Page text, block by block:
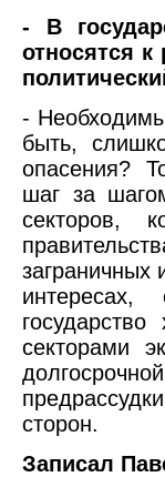
- В
относятся
-
быть,
опасения?
шаг за
секторов,
заграничных
интересах,
секторами
сторон.
Записал